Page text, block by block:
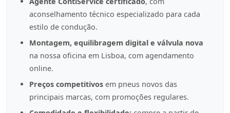
aconselhamento técnico especializado para cada
estilo de condução.
Montagem, equilibragem digital e válvula nova
na nossa oficina em Lisboa, com agendamento
online.
Preços competitivos em pneus novos das
principais marcas, com promoções regulares.